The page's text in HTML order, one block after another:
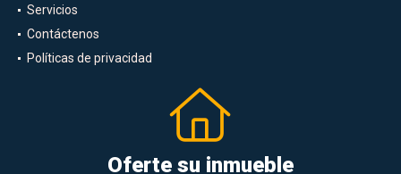
Arriendo
Servicios
Contáctenos